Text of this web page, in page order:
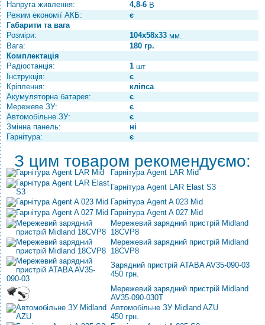
Напруга живлення:
4,8-6 В
Режим економії АКБ:
є
Габарити та вага
Розміри:
104х58х33 мм.
Вага:
180 гр.
Комплектація
Радіостанція:
1 шт
Інструкція:
є
Кріплення:
кліпса
Акумуляторна батарея:
є
Мережеве ЗУ:
є
Автомобільне ЗУ:
є
Змінна панель:
ні
Гарнітура:
є
З цим товаром рекомендуємо:
Гарнітура Agent LAR Mid
Гарнітура Agent LAR Elast S3
Гарнітура Agent A 023 Mid
Гарнітура Agent A 027 Mid
Мережевий зарядний пристрій Midland
18CVP8
Мережевий зарядний пристрій Midland
18CVP8
Зарядний пристрій ATABA AV35-090-03
450 грн.
Мережевий зарядний пристрій Midland
AV35-090-030T
Автомобільне ЗУ Midland AZU
450 грн.